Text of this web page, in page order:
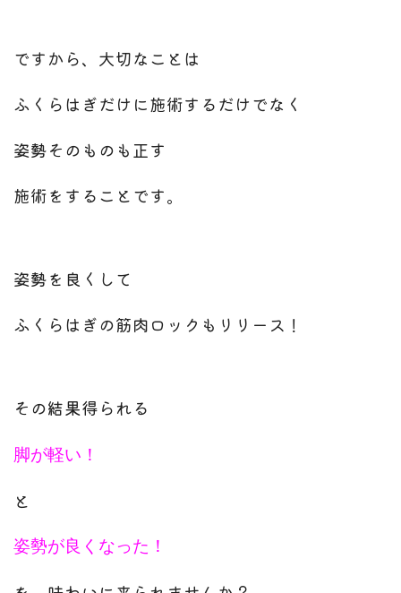
ですから、大切なことは
ふくらはぎだけに施術するだけでなく
姿勢そのものも正す
施術をすることです。
姿勢を良くして
ふくらはぎの筋肉ロックもリリース！
その結果得られる
脚が軽い！
と
姿勢が良くなった！